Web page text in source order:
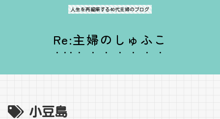
人生を再編集する40代主婦のブログ
Re:主婦のしゅふこ
小豆島